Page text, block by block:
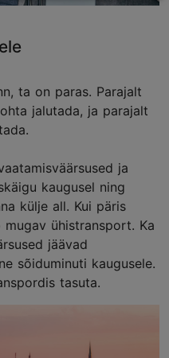
ta on paras. Parajalt
jalutada, ja parajalt
ja
kaugusel ning
külje all. Kui päris
ühistransport. Ka
jäävad
sõiduminuti kaugusele.
tasuta.